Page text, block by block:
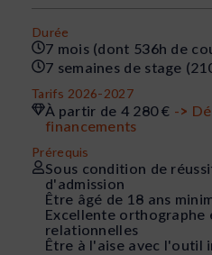
Durée
7 mois (dont 536h de
7 semaines de stage
Tarifs 2026-2027
À partir de 4 280 € ->
financements
Prérequis
Sous condition de
d'admission
Être âgé de 18 ans
Excellente orthographe
relationnelles
Être à l'aise avec l'outil